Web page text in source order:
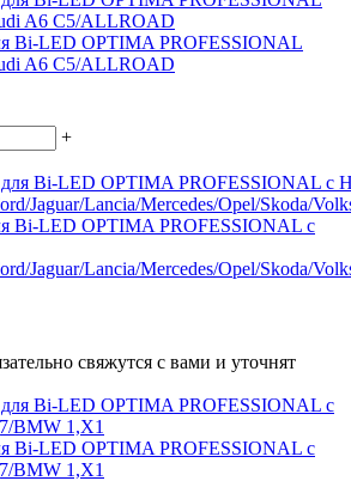
Bi-LED OPTIMA PROFESSIONAL
A6 C5/ALLROAD
+
Bi-LED OPTIMA PROFESSIONAL с
Jaguar/Lancia/Mercedes/Opel/Skoda/
свяжутся с вами и уточнят
Bi-LED OPTIMA PROFESSIONAL с
BMW 1,X1